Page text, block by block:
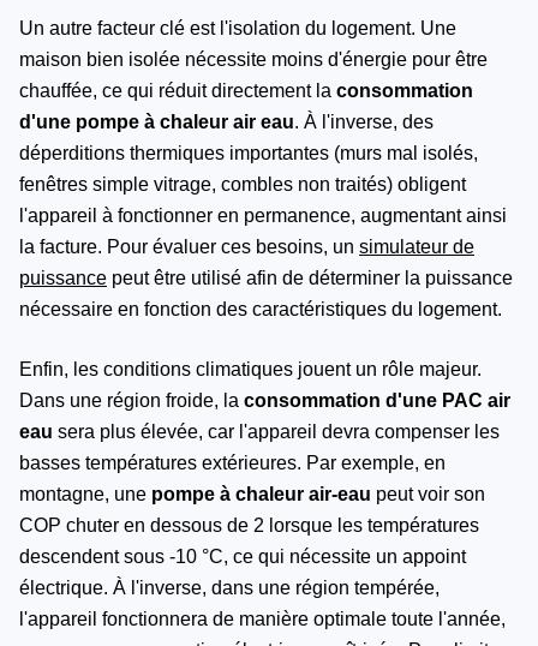
Un autre facteur clé est l'isolation du logement. Une
maison bien isolée nécessite moins d'énergie pour être
chauffée, ce qui réduit directement la consommation
d'une pompe à chaleur air eau. À l'inverse, des
déperditions thermiques importantes (murs mal isolés,
fenêtres simple vitrage, combles non traités) obligent
l'appareil à fonctionner en permanence, augmentant ainsi
la facture. Pour évaluer ces besoins, un simulateur de
puissance peut être utilisé afin de déterminer la puissance
nécessaire en fonction des caractéristiques du logement.
Enfin, les conditions climatiques jouent un rôle majeur.
Dans une région froide, la consommation d'une PAC air
eau sera plus élevée, car l'appareil devra compenser les
basses températures extérieures. Par exemple, en
montagne, une pompe à chaleur air-eau peut voir son
COP chuter en dessous de 2 lorsque les températures
descendent sous -10 °C, ce qui nécessite un appoint
électrique. À l'inverse, dans une région tempérée,
l'appareil fonctionnera de manière optimale toute l'année,